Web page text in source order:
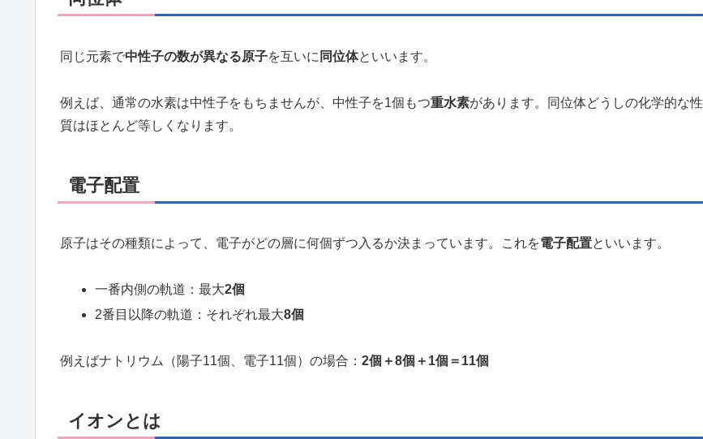
同じ元素で中性子の数が異なる原子を互いに 同位体といいます。
例えば、通常の水素は中性子をもちませんが、中性子を1個もつ重水素があります。同位体どうしの化学的な性
質はほとんど等しくなります。
電子配置
原子はその種類によって、電子がどの層に何個ずつ入るか決まっています。これを電子配置といいます。
一番内側の軌道：最大2個
2番目以降の軌道：それぞれ最大8個
例えばナトリウム（陽子11個、電子11個）の場合： 2個＋8個＋1個＝11個
イオンとは